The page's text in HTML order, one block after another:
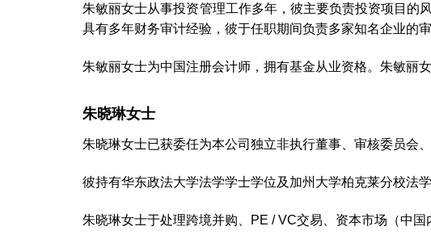
朱敏丽女士从事投资管理工作多年，彼主要负责投资项目的
具有多年财务审计经验，彼于任职期间负责多家知名企业的
朱敏丽女士为中国注册会计师，拥有基金从业资格。朱敏丽
朱晓琳女士
朱晓琳女士已获委任为本公司独立非执行董事、审核委员会
彼持有华东政法大学法学学士学位及加州大学柏克莱分校法
朱晓琳女士于处理跨境并购、PE / VC交易、资本市场（中